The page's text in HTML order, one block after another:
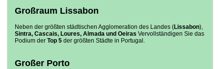
Großraum Lissabon
Neben der größten städtischen Agglomeration des Landes (Lissabon),
Sintra, Cascais, Loures, Almada und Oeiras Vervollständigen Sie das
Podium der Top 5 der größten Städte in Portugal.
Großer Porto